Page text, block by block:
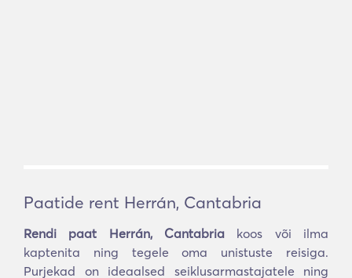
Paatide rent Herrán, Cantabria
Rendi paat Herrán, Cantabria koos või ilma
kaptenita ning tegele oma unistuste reisiga.
Purjekad on ideaalsed seiklusarmastajatele ning